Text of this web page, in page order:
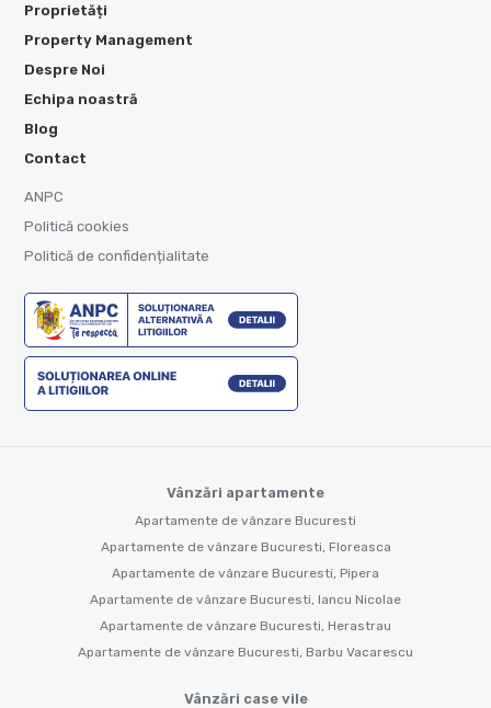
Proprietăți
Property Management
Despre Noi
Echipa noastră
Blog
Contact
ANPC
Politică cookies
Politică de confidențialitate
Vânzări apartamente
Apartamente de vânzare Bucuresti
Apartamente de vânzare Bucuresti, Floreasca
Apartamente de vânzare Bucuresti, Pipera
Apartamente de vânzare Bucuresti, Iancu Nicolae
Apartamente de vânzare Bucuresti, Herastrau
Apartamente de vânzare Bucuresti, Barbu Vacarescu
Vânzări case vile